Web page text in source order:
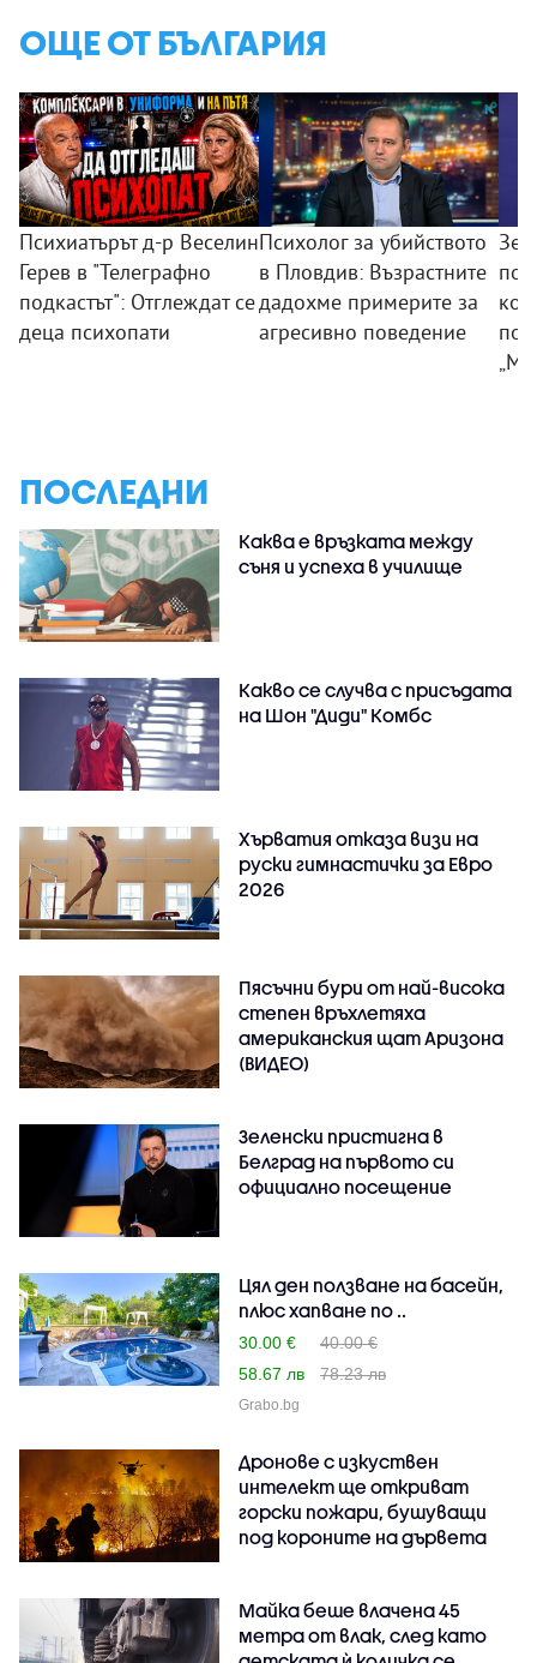
ОЩЕ ОТ БЪЛГАРИЯ
Психиатърът д-р Веселин
Герев в "Телеграфно
подкастът": Отглеждат се
деца психопати
Психолог за убийството
в Пловдив: Възрастните
дадохме примерите за
агресивно поведение
ПОСЛЕДНИ
Каква е връзката между
съня и успеха в училище
Какво се случва с присъдата
на Шон "Диди" Комбс
Хърватия отказа визи на
руски гимнастички за Евро
2026
Пясъчни бури от най-висока
степен връхлетяха
американския щат Аризона
(ВИДЕО)
Зеленски пристигна в
Белград на първото си
официално посещение
Цял ден ползване на басейн,
плюс хапване по ..
30.00 €
40.00 €
58.67 лв
78.23 лв
Grabo.bg
Дронове с изкуствен
интелект ще откриват
горски пожари, бушуващи
под короните на дървета
Майка беше влачена 45
метра от влак, след като